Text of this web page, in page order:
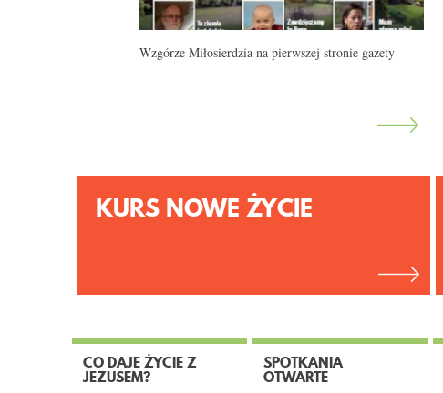
Wzgórze Miłosierdzia na pierwszej stronie gazety
KURS NOWE ŻYCIE
CO DAJE ŻYCIE Z
JEZUSEM?
SPOTKANIA
OTWARTE